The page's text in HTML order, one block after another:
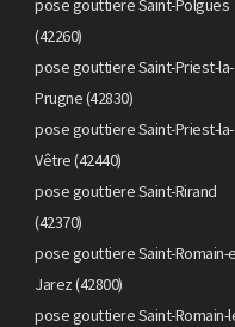
pose gouttiere Saint-Polgues
(42260)
pose gouttiere Saint-Priest-la-
Prugne (42830)
pose gouttiere Saint-Priest-la-
Vêtre (42440)
pose gouttiere Saint-Rirand
(42370)
pose gouttiere Saint-Romain-
Jarez (42800)
pose gouttiere Saint-Romain-